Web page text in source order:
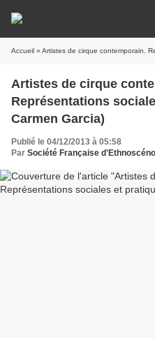
Accueil » Artistes de cirque contemporain.
Artistes de cirque
Représentations
Carmen Garcia)
Publié le 04/12/2013 à 05:58
Par Société Française